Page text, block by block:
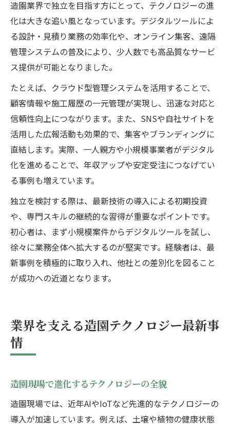
造園業界で独立を目指す方にとって、テクノロジーの進
化は大きな追い風となっています。デジタルツールによ
る設計・見積り業務の効率化や、オンライン集客、遠隔
管理システムの普及により、少人数でも高品質なサービ
ス提供が可能となりました。
たとえば、クラウド型管理システムを活用することで、
顧客情報や施工履歴の一元管理が実現し、迅速な対応と
信頼性向上につながります。また、SNSや自社サイトを
活用した広報活動も効果的で、集客やブランディングに
直結します。実際、一人親方や小規模事業者がデジタル
化を進めることで、年収アップや安定受注につなげてい
る事例も増えています。
独立を検討する際は、最新技術の導入による初期投資
や、専門スキルの継続的な習得が重要なポイントです。
初心者は、まず小規模案件からデジタルツールを試し、
徐々に業務全体へ拡大するのが堅実です。経験者は、最
新事例を積極的に取り入れ、他社との差別化を図ること
が成功への近道となります。
業界を支える造園テクノロジー最新事
情
造園現場で進化するテクノロジーの全貌
造園現場では、近年AIやIoTなど先進的なテクノロジーの
導入が加速しています。例えば、土壌や植物の健康状態